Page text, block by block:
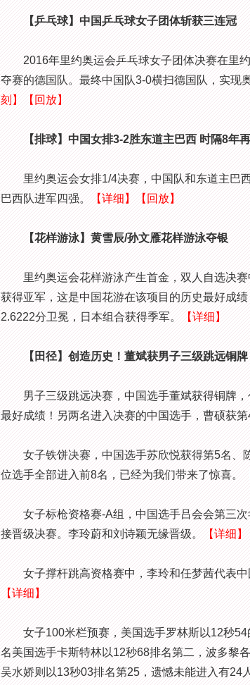
【乒乓球】中国乒乓球女子团体斩获三连冠
2016年里约奥运会乒乓球女子团体决赛在里约
夺赛的德国队。最终中国队3-0横扫德国队，实现
刻】
【回放】
【排球】中国女排3-2胜东道主巴西 时隔8年
里约奥运会女排1/4决赛，中国队和东道主巴
巴西队进军四强。
【详细】 【回放】
【花样游泳】黄雪辰/孙文雁花样游泳夺银
里约奥运会花样游泳产生首金，双人自选决赛
获得亚军，这是中国花游在该项目的历史最好成
2.6222分卫冕，日本组合获得季军。
【详细】
【田径】创造历史！董斌获男子三级跳远铜牌
男子三级跳远决赛，中国选手董斌获得铜牌，
最好成绩！另两名进入决赛的中国选手，曹硕获第
女子铁饼决赛，中国选手苏欣悦获得第5名、
位选手全部进入前8名，已经为我们带来了惊喜。
女子标枪资格赛-A组，中国选手吕会会第三次
接晋级决赛。李玲蔚和刘诗颖无缘晋级。
【详细】
女子撑杆跳高资格赛中，李玲和任梦茜代表中
【详细】
女子100米栏预赛，美国选手罗林斯以12秒54
名美国选手卡斯特林以12秒68排名第二，波多黎
吴水娇则以13秒03排名第25，遗憾未能进入有24